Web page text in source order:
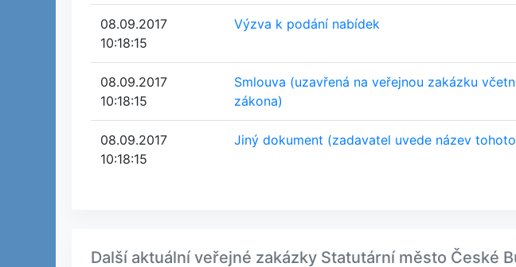
08.09.2017
10:18:15
Výzva k podání nabídek
08.09.2017
10:18:15
Smlouva (uzavřená na veřejnou zakázku
zákona)
08.09.2017
10:18:15
Jiný dokument (zadavatel uvede název
Další aktuální veřejné zakázky Statutární město České